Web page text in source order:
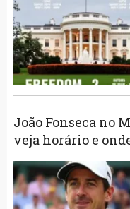
João Fonseca no
veja horário e